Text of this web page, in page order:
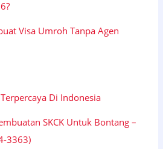
Visa Umroh Tanpa Agen
Di Indonesia
SKCK Untuk Bontang –
3363)